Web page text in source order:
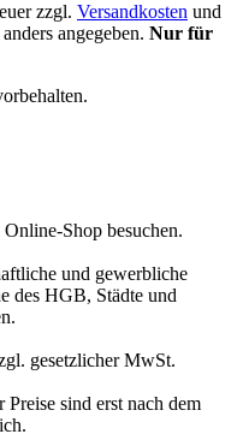
zzgl. Versandkosten und
angegeben. Nur für
Shop besuchen.
und gewerbliche
des HGB, Städte und
gesetzlicher MwSt.
sind erst nach dem